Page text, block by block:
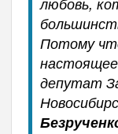
Потому
настоящее
депутат